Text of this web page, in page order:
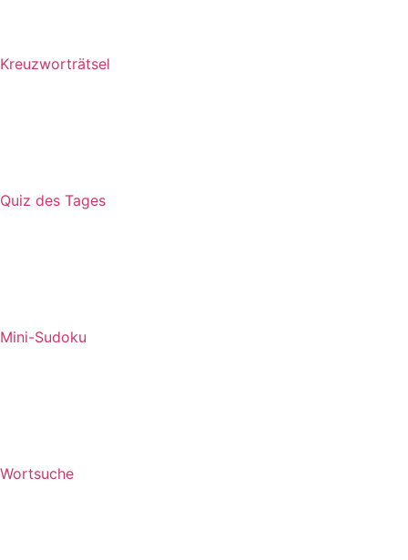
Kreuzworträtsel
Quiz des Tages
Mini-Sudoku
Wortsuche